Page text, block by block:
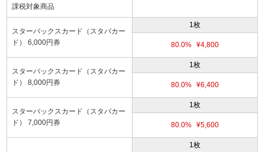
課税対象商品
スターバックスカード（スタバカー
ド） 6,000円券
1枚
80.0% ¥4,800
スターバックスカード（スタバカー
ド） 8,000円券
1枚
80.0% ¥6,400
スターバックスカード（スタバカー
ド） 7,000円券
1枚
80.0% ¥5,600
1枚